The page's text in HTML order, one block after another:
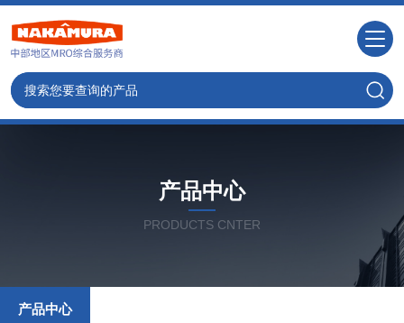
产品中心
PRODUCTS CNTER
产品中心